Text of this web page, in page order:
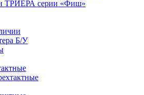
ТРИЕРА серии «Фиш»
Б/У